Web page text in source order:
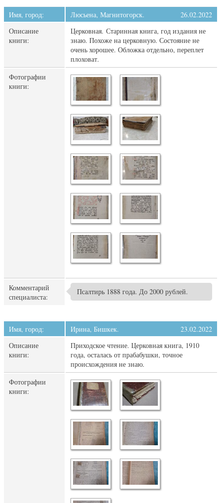
Имя, город: Люсьена, Магнитогорск.
26.02.2022
Описание
книги:
Церковная. Старинная книга, год издания не
знаю. Похоже на церковную. Состояние не
очень хорошее. Обложка отдельно, переплет
плоховат.
Фотографии
книги:
Комментарий
специалиста:
Псалтирь 1888 года. До 2000 рублей.
Имя, город: Ирина, Бишкек.
23.02.2022
Описание
книги:
Приходское чтение. Церковная книга, 1910
года, осталась от прабабушки, точное
происхождения не знаю.
Фотографии
книги: